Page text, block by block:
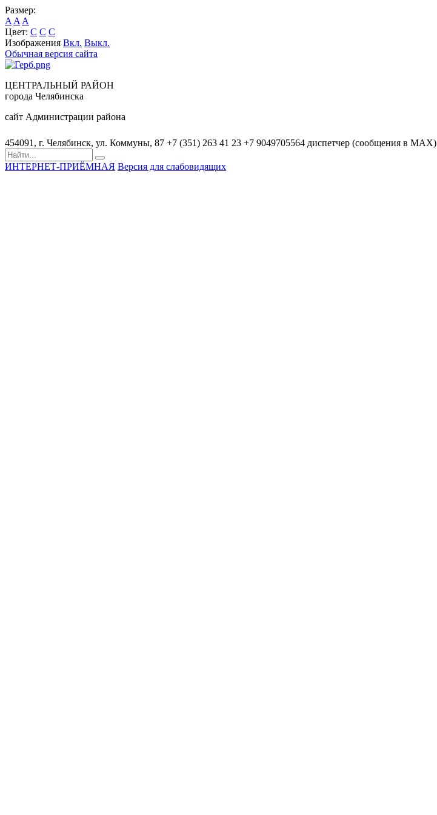
Размер:
A A A
Цвет: C C C
Изображения Вкл. Выкл.
Обычная версия сайта
ЦЕНТРАЛЬНЫЙ РАЙОН
города Челябинска
сайт Администрации района
454091, г. Челябинск, ул. Коммуны, 87 +7 (351) 263 41 23 +7 9049705564 диспетчер (сообщения в MAX)
ИНТЕРНЕТ-ПРИЁМНАЯ Версия для слабовидящих